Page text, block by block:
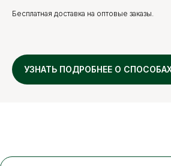
Бесплатная доставка на оптовые заказы.
УЗНАТЬ ПОДРОБНЕЕ О